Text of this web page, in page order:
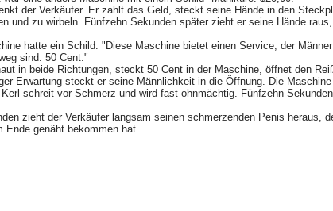
der Verkäufer. Er zahlt das Geld, steckt seine Hände in den
und zu wirbeln. Fünfzehn Sekunden später zieht er seine Hände
hatte ein Schild: "Diese Maschine bietet einen Service, der
sind. 50 Cent."
in beide Richtungen, steckt 50 Cent in der Maschine, öffnet den
Erwartung steckt er seine Männlichkeit in die Öffnung. Die
Kerl schreit vor Schmerz und wird fast ohnmächtig. Fünfzehn
zieht der Verkäufer langsam seinen schmerzenden Penis heraus,
Ende genäht bekommen hat.